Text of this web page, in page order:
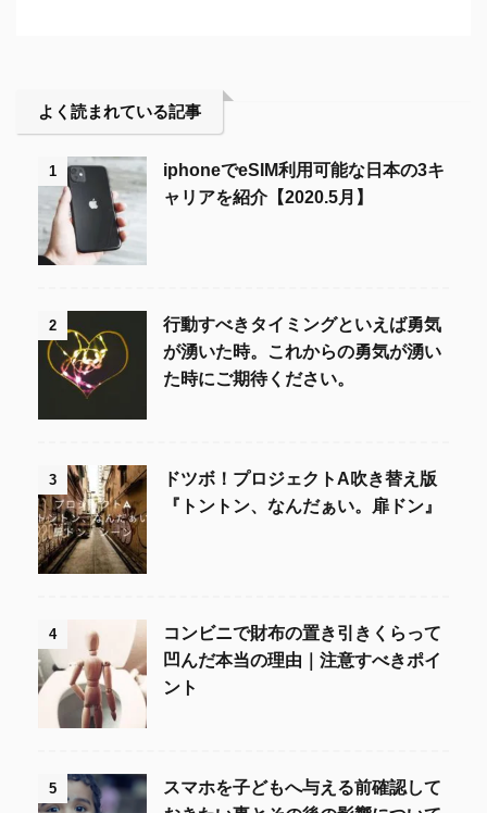
よく読まれている記事
1
iphoneでeSIM利用可能な日本の3キ
ャリアを紹介【2020.5月】
2
行動すべきタイミングといえば勇気
が湧いた時。これからの勇気が湧い
た時にご期待ください。
3
ドツボ！プロジェクトA吹き替え版
『トントン、なんだぁい。扉ドン』
4
コンビニで財布の置き引きくらって
凹んだ本当の理由｜注意すべきポイ
ント
5
スマホを子どもへ与える前確認して